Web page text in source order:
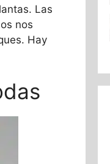
Las
nos
Hay